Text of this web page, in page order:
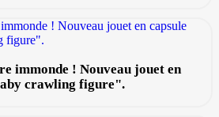
immonde ! Nouveau jouet en
crawling figure".